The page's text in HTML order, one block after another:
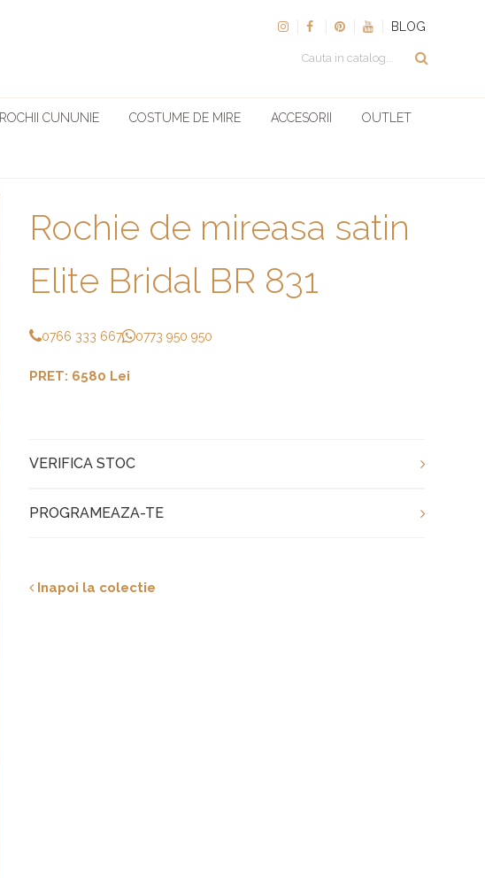
BLOG
ROCHII CUNUNIE COSTUME DE MIRE ACCESORII OUTLET
Rochie de mireasa satin
Elite Bridal BR 831
0766 333 667 0773 950 950
PRET: 6580 Lei
VERIFICA STOC
PROGRAMEAZA-TE
Inapoi la colectie